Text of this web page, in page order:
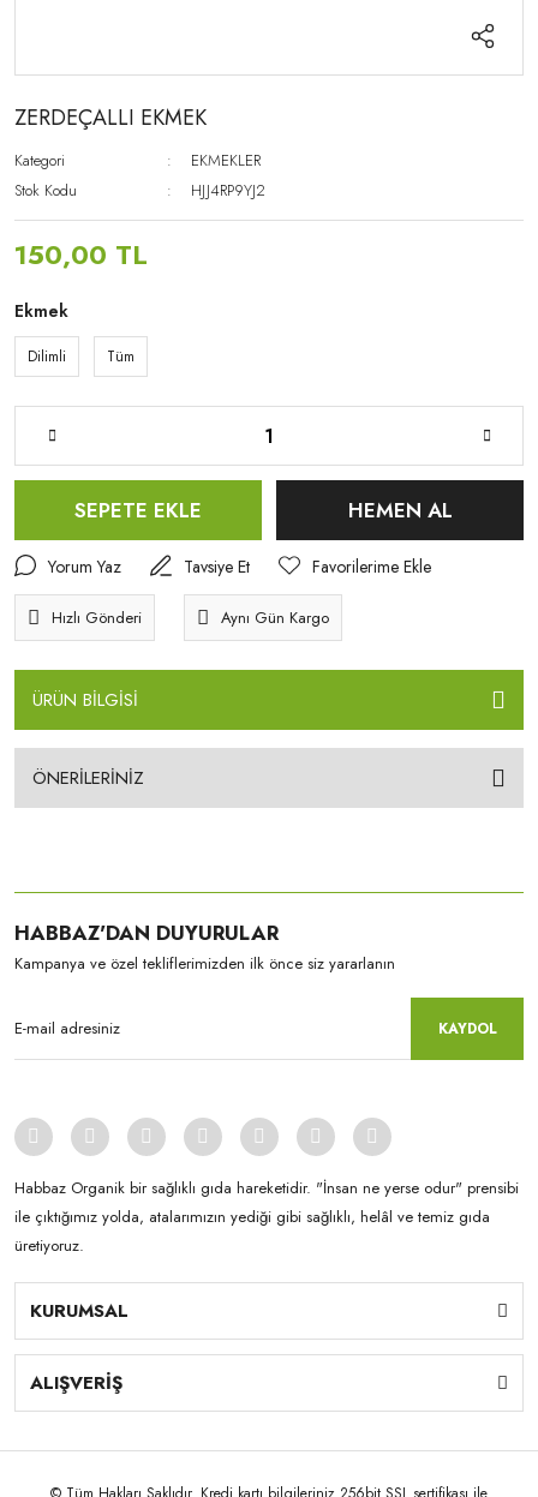
ZERDEÇALLI EKMEK
Kategori
EKMEKLER
Stok Kodu
HJJ4RP9YJ2
150,00 TL
Ekmek
Dilimli Tüm
SEPETE EKLE HEMEN AL
Yorum Yaz Tavsiye Et
Hızlı Gönderi Aynı Gün Kargo
ÜRÜN BİLGİSİ
ÖNERİLERİNİZ
HABBAZ'DAN DUYURULAR
Kampanya ve özel tekliflerimizden ilk önce siz yararlanın
KAYDOL
Habbaz Organik bir sağlıklı gıda hareketidir. "İnsan ne yerse odur" prensibi
ile çıktığımız yolda, atalarımızın yediği gibi sağlıklı, helâl ve temiz gıda
üretiyoruz.
KURUMSAL
ALIŞVERİŞ